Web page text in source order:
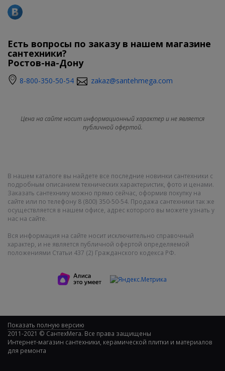
Есть вопросы по заказу в нашем магазине
сантехники?
Ростов-на-Дону
8-800-350-50-54 zakaz@santehmega.com
Цена на сайте носит информационный характер и не является
публичной офертой.
В нашем каталоге вы найдете все последние новинки сантехники с
подробным описанием технических характеристик, фото и ценами.
Заказать сантехнику можно прямо сейчас, оформив покупку на
сайте или по телефону 8 (800) 350-50-54. Продажа сантехники так же
осуществляется в нашем офисе, адрес которого вы можете узнать у
нас на сайте.
Вся информация на сайте носит исключительно справочный
характер, и не является публичной офертой определяемой
положениями Статьи 437 (2) Гражданского кодекса РФ.
Показать полную версию
2011-2021 © СантехМега. Все права защищены
Интернет-магазин сантехники, керамической плитки и материалов
для ремонта